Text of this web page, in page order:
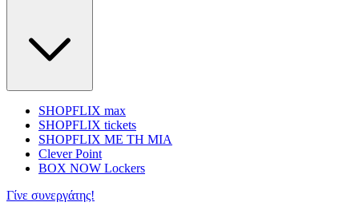
SHOPFLIX max
SHOPFLIX tickets
SHOPFLIX ΜΕ ΤΗ ΜΙΑ
Clever Point
BOX NOW Lockers
Γίνε συνεργάτης!